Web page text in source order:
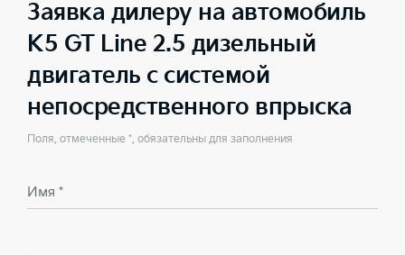
Заявка дилеру на автомобиль
K5 GT Line 2.5 дизельный
двигатель с системой
непосредственного впрыска
Поля, отмеченные *, обязательны для заполнения
Имя *